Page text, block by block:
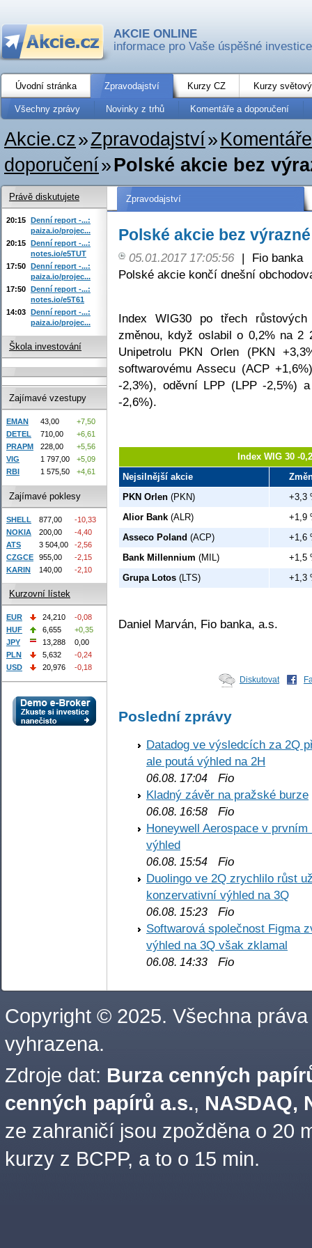
AKCIE ONLINE
informace pro Vaše úspěšné investice
Úvodní stránka Zpravodajství Kurzy CZ Kurzy
Všechny zprávy Novinky z trhů Komentáře a doporučení
Akcie.cz»Zpravodajství»
doporučení»Polské akcie bez
Zpravodajství
Polské akcie bez
05.01.2017 17:05:56 |
Fio banka
Polské akcie končí dnešní
Index WIG30 po třech
změnou, když oslabil o 0,2% na 2
Unipetrolu PKN Orlen (PKN
softwarovému Assecu (ACP
-2,3%), oděvní LPP (LPP -2,5%)
-2,6%).
Index WIG 30 -
Nejsilnější akcie
PKN Orlen (PKN)
+3,3
Alior Bank (ALR)
+1,9
Asseco Poland (ACP)
+1,6
Bank Millennium (MIL)
+1,5
Grupa Lotos (LTS) +1,3
Daniel Marván, Fio banka, a.s.
Diskutovat
Poslední zprávy
Datadog ve výsledcích za 2Q
ale poutá výhled na 2H
06.08. 17:04 Fio
Kladný závěr na pražské burze
06.08. 16:58 Fio
Honeywell Aerospace v
výhled
06.08. 15:54 Fio
Duolingo ve 2Q zrychlilo růst
konzervativní výhled na 3Q
06.08. 15:23 Fio
Softwarová společnost Figma
výhled na 3Q však zklamal
06.08. 14:33 Fio
Právě diskutujete
20:15 Denní report -...:
paiza.io/projec...
20:15 Denní report -...:
notes.io/e5TUT
17:50 Denní report -...:
paiza.io/projec...
17:50 Denní report -...:
notes.io/e5T61
14:03 Denní report -...:
paiza.io/projec...
Škola investování
Zajímavé vzestupy
EMAN 43,00
+7,50
DETEL
710,00
+6,61
PRAPM
228,00
+5,56
VIG
1 797,00
+5,09
RBI
1 575,50 +4,61
Zajímavé poklesy
SHELL 877,00
-10,33
NOKIA
200,00
-4,40
ATS
3 504,00
-2,56
CZGCE
955,00
-2,15
KARIN
140,00 -2,10
Kurzovní lístek
EUR 24,210
-0,08
HUF
6,655
+0,35
JPY
13,288
0,00
PLN
5,632
-0,24
USD
20,976 -0,18
Copyright © 2025. Všechna práva
vyhrazena.
Zdroje dat: Burza cenných
cenných papírů a.s., NASDAQ,
ze zahraničí jsou zpožděna o 20
kurzy z BCPP, a to o 15 min.